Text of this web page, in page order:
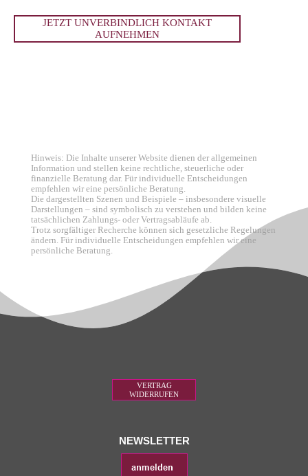
JETZT UNVERBINDLICH KONTAKT
AUFNEHMEN
Hinweis: Die Inhalte unserer Website dienen der allgemeinen
Information und stellen keine rechtliche, steuerliche oder
finanzielle Beratung dar. Für individuelle Entscheidungen
empfehlen wir eine persönliche Beratung.
Die dargestellten Szenen und Beispiele – insbesondere visuelle
Darstellungen – sind symbolisch zu verstehen und bilden keine
tatsächlichen Zahlungs- oder Vertragsabläufe ab.
Trotz sorgfältiger Recherche können sich gesetzliche Regelungen
ändern. Für individuelle Entscheidungen empfehlen wir eine
persönliche Beratung.
VERTRAG
WIDERRUFEN
NEWSLETTER